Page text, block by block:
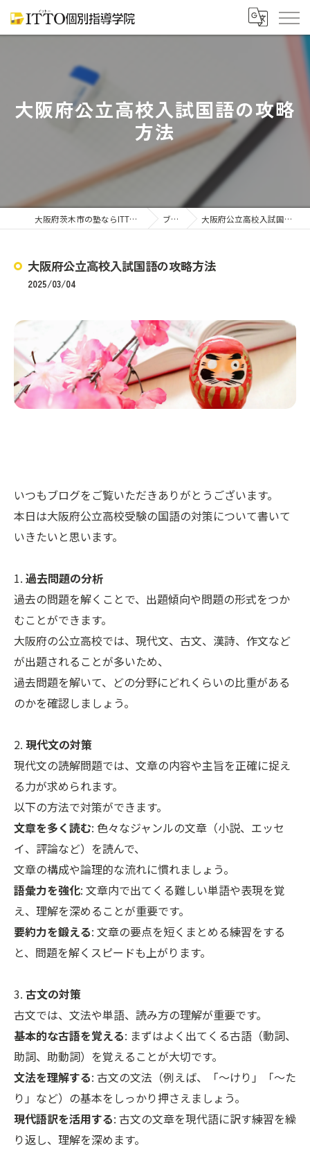
大阪府公立高校入試国語の攻略
方法
大阪府茨木市の塾ならITTO個別指導学院 ブログ 大阪府公立高校入試国語の攻略方法
大阪府公立高校入試国語の攻略方法
2025/03/04
いつもブログをご覧いただきありがとうございます。
本日は大阪府公立高校受験の国語の対策について書いて
いきたいと思います。
1. 過去問題の分析
過去の問題を解くことで、出題傾向や問題の形式をつか
むことができます。
大阪府の公立高校では、現代文、古文、漢詩、作文など
が出題されることが多いため、
過去問題を解いて、どの分野にどれくらいの比重がある
のかを確認しましょう。
2. 現代文の対策
現代文の読解問題では、文章の内容や主旨を正確に捉え
る力が求められます。
以下の方法で対策ができます。
文章を多く読む: 色々なジャンルの文章（小説、エッセ
イ、評論など）を読んで、
文章の構成や論理的な流れに慣れましょう。
語彙力を強化: 文章内で出てくる難しい単語や表現を覚
え、理解を深めることが重要です。
要約力を鍛える: 文章の要点を短くまとめる練習をする
と、問題を解くスピードも上がります。
3. 古文の対策
古文では、文法や単語、読み方の理解が重要です。
基本的な古語を覚える: まずはよく出てくる古語（動詞、
助詞、助動詞）を覚えることが大切です。
文法を理解する: 古文の文法（例えば、「〜けり」「〜た
り」など）の基本をしっかり押さえましょう。
現代語訳を活用する: 古文の文章を現代語に訳す練習を繰
り返し、理解を深めます。